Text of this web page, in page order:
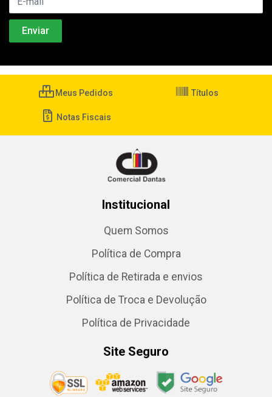
Meus Pedidos Títulos
Notas Fiscais
Institucional
Quem Somos
Política de Compra
Política de Retirada e envios
Política de Troca e Devolução
Política de Privacidade
Site Seguro